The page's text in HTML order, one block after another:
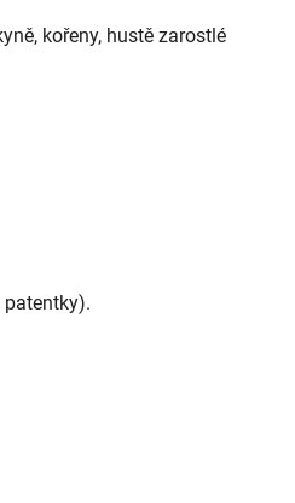
kořeny, hustě zarostlé
patentky).